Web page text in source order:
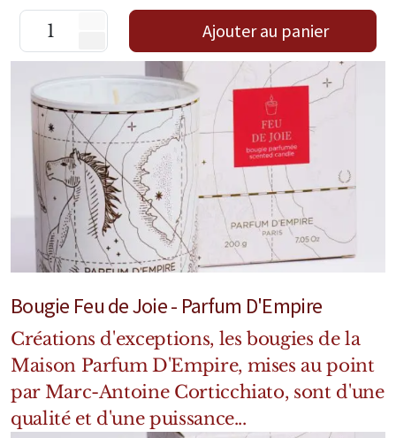
Ajouter au panier
Bougie Feu de Joie - Parfum D'Empire
Créations d'exceptions, les bougies de la
Maison Parfum D'Empire, mises au point
par Marc-Antoine Corticchiato, sont d'une
qualité et d'une puissance...
Pour Lui
Pour Elle
Mixte
Bougies